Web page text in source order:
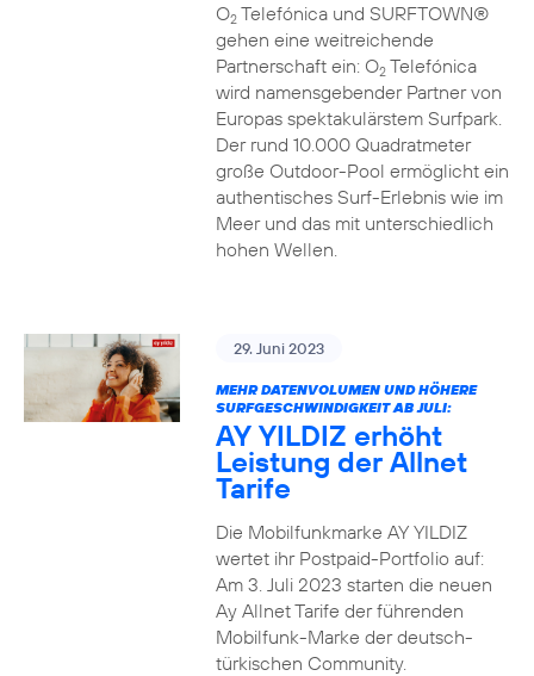
O2Telefónica und SURFTOWN®
gehen eine weitreichende
Partnerschaft ein: O2Telefónica
wird namensgebender Partner von
Europas spektakulärstem Surfpark.
Der rund 10.000 Quadratmeter
große Outdoor-Pool ermöglicht ein
authentisches Surf-Erlebnis wie im
Meer und das mit unterschiedlich
hohen Wellen.
29. Juni 2023
MEHR DATENVOLUMEN UND HÖHERE
SURFGESCHWINDIGKEIT AB JULI:
AY YILDIZ erhöht
Leistung der Allnet
Tarife
Die Mobilfunkmarke AY YILDIZ
wertet ihr Postpaid-Portfolio auf:
Am 3. Juli 2023 starten die neuen
Ay Allnet Tarife der führenden
Mobilfunk-Marke der deutsch-
türkischen Community.